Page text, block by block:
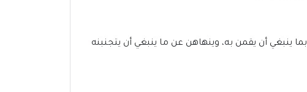
ينبغي أن يقمن به، وينهاهن عن ما ينبغي أن يتجنبنه